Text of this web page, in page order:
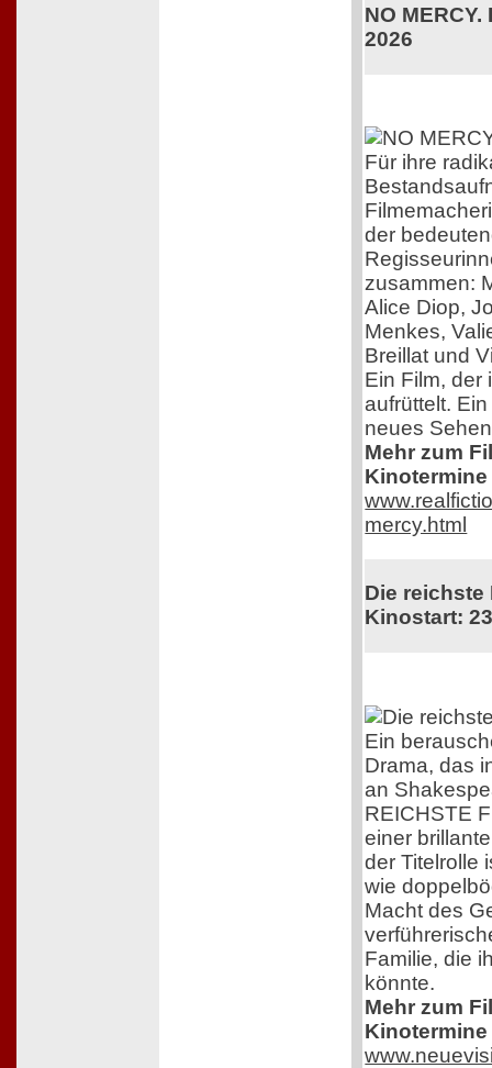
NO
2026
Für ihre
der
zusammen:
Alice Diop,
Menkes,
Breillat und
Ein Film, der
aufrüttelt.
neues
Mehr zum
mercy.html
Die reichste
Kinostart:
Ein
Drama, das
an
REICHSTE
einer
der Titelrolle
wie
Macht des
Familie, die
könnte.
Mehr zum